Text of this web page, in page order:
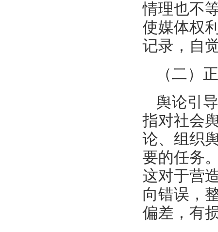
情理也不
使媒体权
记录，自
（二）
舆论引
指对社会
论、组织
要的任务
这对于营
向错误，
偏差，有